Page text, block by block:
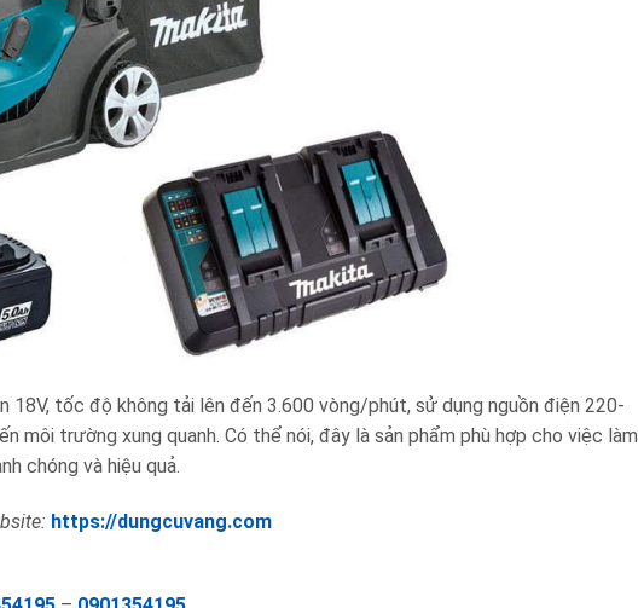
tốc độ không tải lên đến 3.600 vòng/phút, sử dụng nguồn điện 220-
môi trường xung quanh. Có thể nói, đây là sản phẩm phù hợp cho việc làm
chóng và hiệu quả.
https://dungcuvang.com